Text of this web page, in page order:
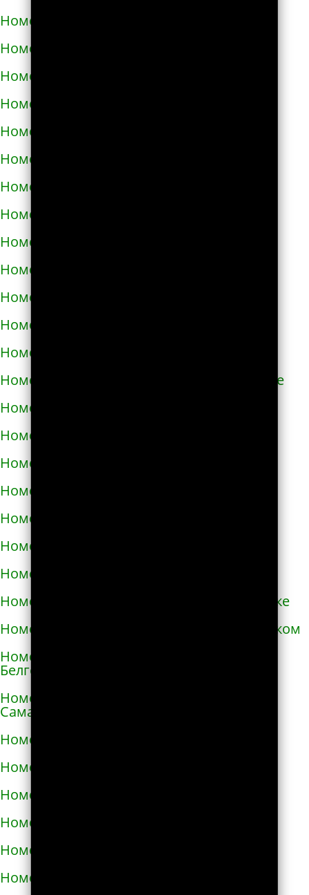
Номера телефонов такси в Яворове
Номера телефонов такси в Яготине
Номера телефонов такси в Абазе
Номера телефонов такси в Абакане
Номера телефонов такси в Абдулино
Номера телефонов такси в Абинске
Номера телефонов такси в Агидели
Номера телефонов такси в Агинском
Номера телефонов такси в Агрызе
Номера телефонов такси в Адыгейске
Номера телефонов такси в Азнакаево
Номера телефонов такси в Азове
Номера телефонов такси в Ак-Довураке
Номера телефонов такси в Академгородке
Номера телефонов такси в Аксае
Номера телефонов такси в Алагире
Номера телефонов такси в Алапаевске
Номера телефонов такси в Алатыре
Номера телефонов такси в Алдане
Номера телефонов такси в Алейске
Номера телефонов такси в Александрове
Номера телефонов такси в Александровске
Номера телефонов такси в Александровском
Номера телефонов такси в Алексеевке
Белгородской области
Номера телефонов такси в Алексеевке
Самарской области
Номера телефонов такси в Алексине
Номера телефонов такси в Алупке
Номера телефонов такси в Алуште
Номера телефонов такси в Альметьевске
Номера телефонов такси в Амурске
Номера телефонов такси в Анадыре